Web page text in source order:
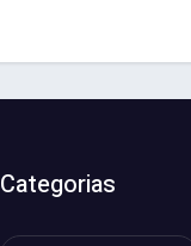
Categorias